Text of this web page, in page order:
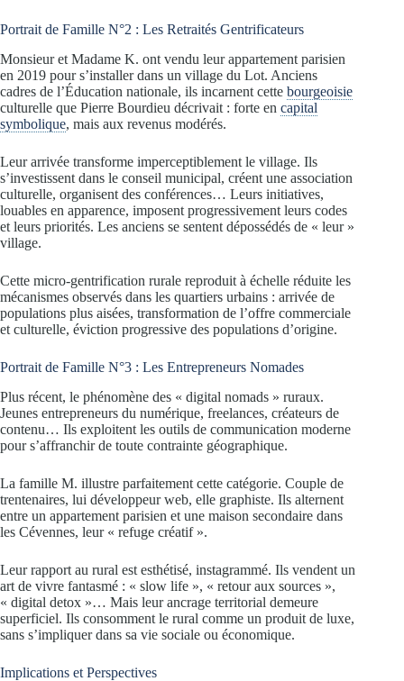
Portrait de Famille N°2 : Les Retraités Gentrificateurs
Monsieur et Madame K. ont vendu leur appartement parisien
en 2019 pour s’installer dans un village du Lot. Anciens
cadres de l’Éducation nationale, ils incarnent cette bourgeoisie
culturelle que Pierre Bourdieu décrivait : forte en capital
symbolique, mais aux revenus modérés.
Leur arrivée transforme imperceptiblement le village. Ils
s’investissent dans le conseil municipal, créent une association
culturelle, organisent des conférences… Leurs initiatives,
louables en apparence, imposent progressivement leurs codes
et leurs priorités. Les anciens se sentent dépossédés de « leur »
village.
Cette micro-gentrification rurale reproduit à échelle réduite les
mécanismes observés dans les quartiers urbains : arrivée de
populations plus aisées, transformation de l’offre commerciale
et culturelle, éviction progressive des populations d’origine.
Portrait de Famille N°3 : Les Entrepreneurs Nomades
Plus récent, le phénomène des « digital nomads » ruraux.
Jeunes entrepreneurs du numérique, freelances, créateurs de
contenu… Ils exploitent les outils de communication moderne
pour s’affranchir de toute contrainte géographique.
La famille M. illustre parfaitement cette catégorie. Couple de
trentenaires, lui développeur web, elle graphiste. Ils alternent
entre un appartement parisien et une maison secondaire dans
les Cévennes, leur « refuge créatif ».
Leur rapport au rural est esthétisé, instagrammé. Ils vendent un
art de vivre fantasmé : « slow life », « retour aux sources »,
« digital detox »… Mais leur ancrage territorial demeure
superficiel. Ils consomment le rural comme un produit de luxe,
sans s’impliquer dans sa vie sociale ou économique.
Implications et Perspectives